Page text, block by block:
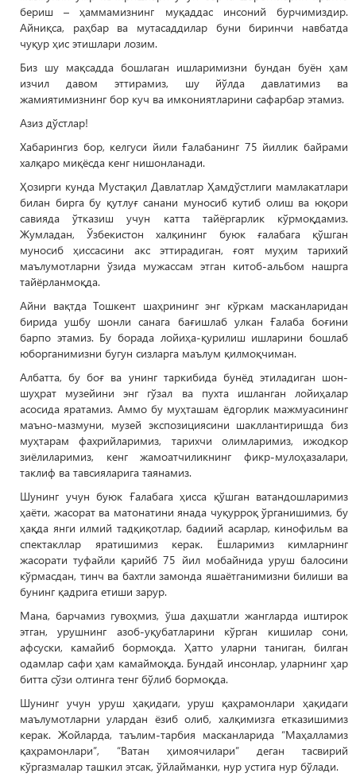
бериш – ҳаммамизнинг муқаддас инсоний бурчимиздир.
Айниқса, раҳбар ва мутасаддилар буни биринчи навбатда
чуқур ҳис этишлари лозим.
Биз шу мақсадда бошлаган ишларимизни бундан буён ҳам
изчил давом эттирамиз, шу йўлда давлатимиз ва
жамиятимизнинг бор куч ва имкониятларини сафарбар этамиз.
Азиз дўстлар!
Хабарингиз бор, келгуси йили Ғалабанинг 75 йиллик байрами
халқаро миқёсда кенг нишонланади.
Ҳозирги кунда Мустақил Давлатлар Ҳамдўстлиги мамлакатлари
билан бирга бу қутлуғ санани муносиб кутиб олиш ва юқори
савияда ўтказиш учун катта тайёргарлик кўрмоқдамиз.
Жумладан, Ўзбекистон халқининг буюк ғалабага қўшган
муносиб ҳиссасини акс эттирадиган, ғоят муҳим тарихий
маълумотларни ўзида мужассам этган китоб-альбом нашрга
тайёрланмоқда.
Айни вақтда Тошкент шаҳрининг энг кўркам масканларидан
бирида ушбу шонли санага бағишлаб улкан Ғалаба боғини
барпо этамиз. Бу борада лойиҳа-қурилиш ишларини бошлаб
юборганимизни бугун сизларга маълум қилмоқчиман.
Албатта, бу боғ ва унинг таркибида бунёд этиладиган шон-
шуҳрат музейини энг гўзал ва пухта ишланган лойиҳалар
асосида яратамиз. Аммо бу муҳташам ёдгорлик мажмуасининг
маъно-мазмуни, музей экспозициясини шакллантиришда биз
муҳтарам фахрийларимиз, тарихчи олимларимиз, ижодкор
зиёлиларимиз, кенг жамоатчиликнинг фикр-мулоҳазалари,
таклиф ва тавсияларига таянамиз.
Шунинг учун буюк Ғалабага ҳисса қўшган ватандошларимиз
ҳаёти, жасорат ва матонатини янада чуқурроқ ўрганишимиз, бу
ҳақда янги илмий тадқиқотлар, бадиий асарлар, кинофильм ва
спектакллар яратишимиз керак. Ёшларимиз кимларнинг
жасорати туфайли қарийб 75 йил мобайнида уруш балосини
кўрмасдан, тинч ва бахтли замонда яшаётганимизни билиши ва
бунинг қадрига етиши зарур.
Мана, барчамиз гувоҳмиз, ўша даҳшатли жангларда иштирок
этган, урушнинг азоб-уқубатларини кўрган кишилар сони,
афсуски, камайиб бормоқда. Ҳатто уларни таниган, билган
одамлар сафи ҳам камаймоқда. Бундай инсонлар, уларнинг ҳар
битта сўзи олтинга тенг бўлиб бормоқда.
Шунинг учун уруш ҳақидаги, уруш қаҳрамонлари ҳақидаги
маълумотларни улардан ёзиб олиб, халқимизга етказишимиз
керак. Жойларда, таълим-тарбия масканларида “Маҳалламиз
қаҳрамонлари”, “Ватан ҳимоячилари” деган тасвирий
кўргазмалар ташкил этсак, ўйлайманки, нур устига нур бўлади.